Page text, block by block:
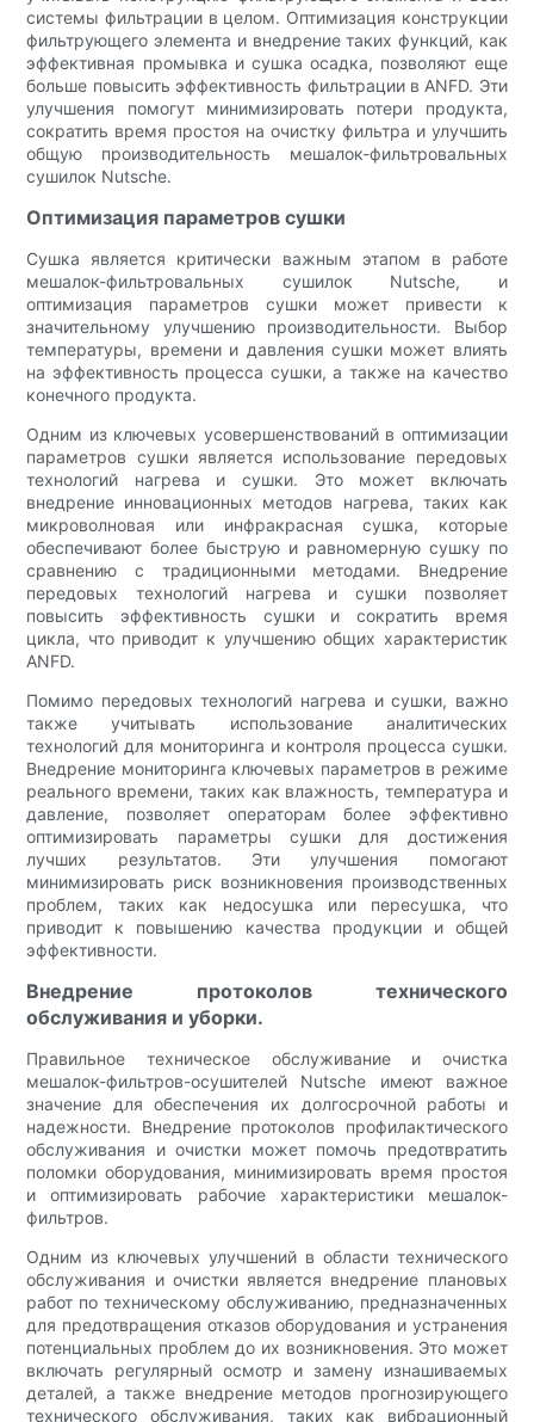
системы фильтрации в целом. Оптимизация конструкции
фильтрующего элемента и внедрение таких функций, как
эффективная промывка и сушка осадка, позволяют еще
больше повысить эффективность фильтрации в ANFD. Эти
улучшения помогут минимизировать потери продукта,
сократить время простоя на очистку фильтра и улучшить
общую производительность мешалок-фильтровальных
сушилок Nutsche.
Оптимизация параметров сушки
Сушка является критически важным этапом в работе
мешалок-фильтровальных сушилок Nutsche, и
оптимизация параметров сушки может привести к
значительному улучшению производительности. Выбор
температуры, времени и давления сушки может влиять
на эффективность процесса сушки, а также на качество
конечного продукта.
Одним из ключевых усовершенствований в оптимизации
параметров сушки является использование передовых
технологий нагрева и сушки. Это может включать
внедрение инновационных методов нагрева, таких как
микроволновая или инфракрасная сушка, которые
обеспечивают более быструю и равномерную сушку по
сравнению с традиционными методами. Внедрение
передовых технологий нагрева и сушки позволяет
повысить эффективность сушки и сократить время
цикла, что приводит к улучшению общих характеристик
ANFD.
Помимо передовых технологий нагрева и сушки, важно
также учитывать использование аналитических
технологий для мониторинга и контроля процесса сушки.
Внедрение мониторинга ключевых параметров в режиме
реального времени, таких как влажность, температура и
давление, позволяет операторам более эффективно
оптимизировать параметры сушки для достижения
лучших результатов. Эти улучшения помогают
минимизировать риск возникновения производственных
проблем, таких как недосушка или пересушка, что
приводит к повышению качества продукции и общей
эффективности.
Внедрение протоколов технического
обслуживания и уборки.
Правильное техническое обслуживание и очистка
мешалок-фильтров-осушителей Nutsche имеют важное
значение для обеспечения их долгосрочной работы и
надежности. Внедрение протоколов профилактического
обслуживания и очистки может помочь предотвратить
поломки оборудования, минимизировать время простоя
и оптимизировать рабочие характеристики мешалок-
фильтров.
Одним из ключевых улучшений в области технического
обслуживания и очистки является внедрение плановых
работ по техническому обслуживанию, предназначенных
для предотвращения отказов оборудования и устранения
потенциальных проблем до их возникновения. Это может
включать регулярный осмотр и замену изнашиваемых
деталей, а также внедрение методов прогнозирующего
технического обслуживания, таких как вибрационный